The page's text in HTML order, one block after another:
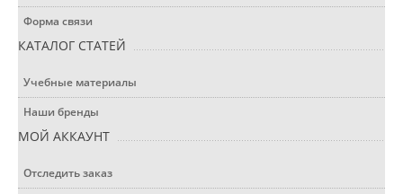
Форма связи
КАТАЛОГ СТАТЕЙ
Учебные материалы
Наши бренды
МОЙ АККАУНТ
Отследить заказ